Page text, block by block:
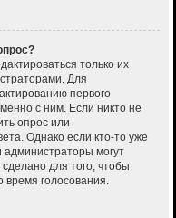
только их
Для
первого
с ним. Если никто не
опрос или
Однако если кто-то уже
администраторы могут
для того, чтобы
время голосования.